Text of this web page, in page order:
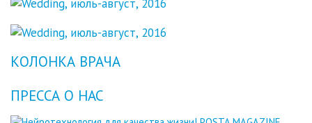
КОЛОНКА ВРАЧА
ПРЕССА О НАС